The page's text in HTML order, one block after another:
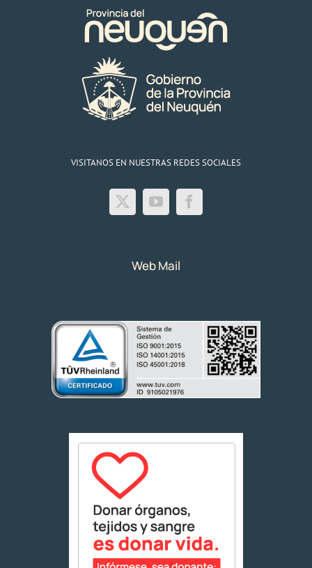
VISITANOS EN NUESTRAS REDES SOCIALES
Web Mail